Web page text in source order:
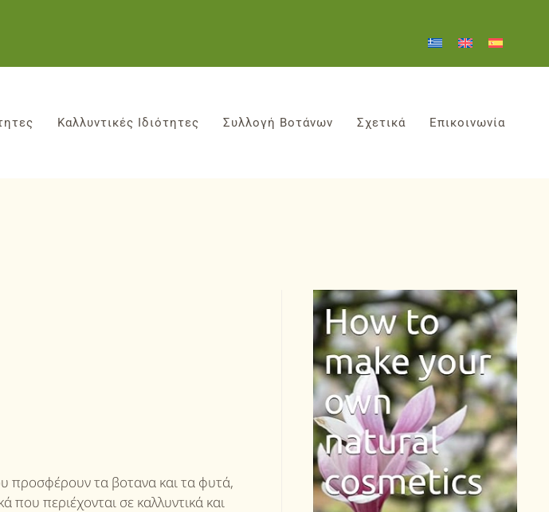
Καλλυντικές Ιδιότητες Συλλογή Βοτάνων Σχετικά Επικοινωνία
προσφέρουν τα βοτανα και τα φυτά,
περιέχονται σε καλλυντικά και